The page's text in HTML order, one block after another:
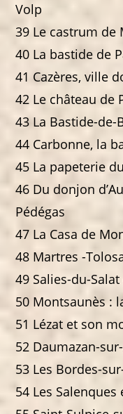
Volp
39 Le castrum de
40 La bastide de
41 Cazères, ville
42 Le château de
43 La Bastide-de-
44 Carbonne, la
45 La papeterie
46 Du donjon
Pédégas
47 La Casa de
48 Martres -
49 Salies-du-
50 Montsaunès :
51 Lézat et son
52 Daumazan-
53 Les Bordes-
54 Les Salenques